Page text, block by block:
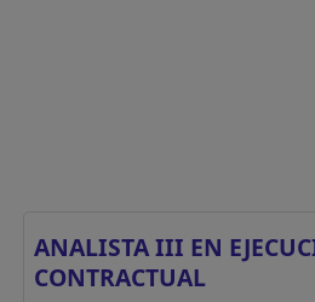
ANALISTA III EN
CONTRACTUAL